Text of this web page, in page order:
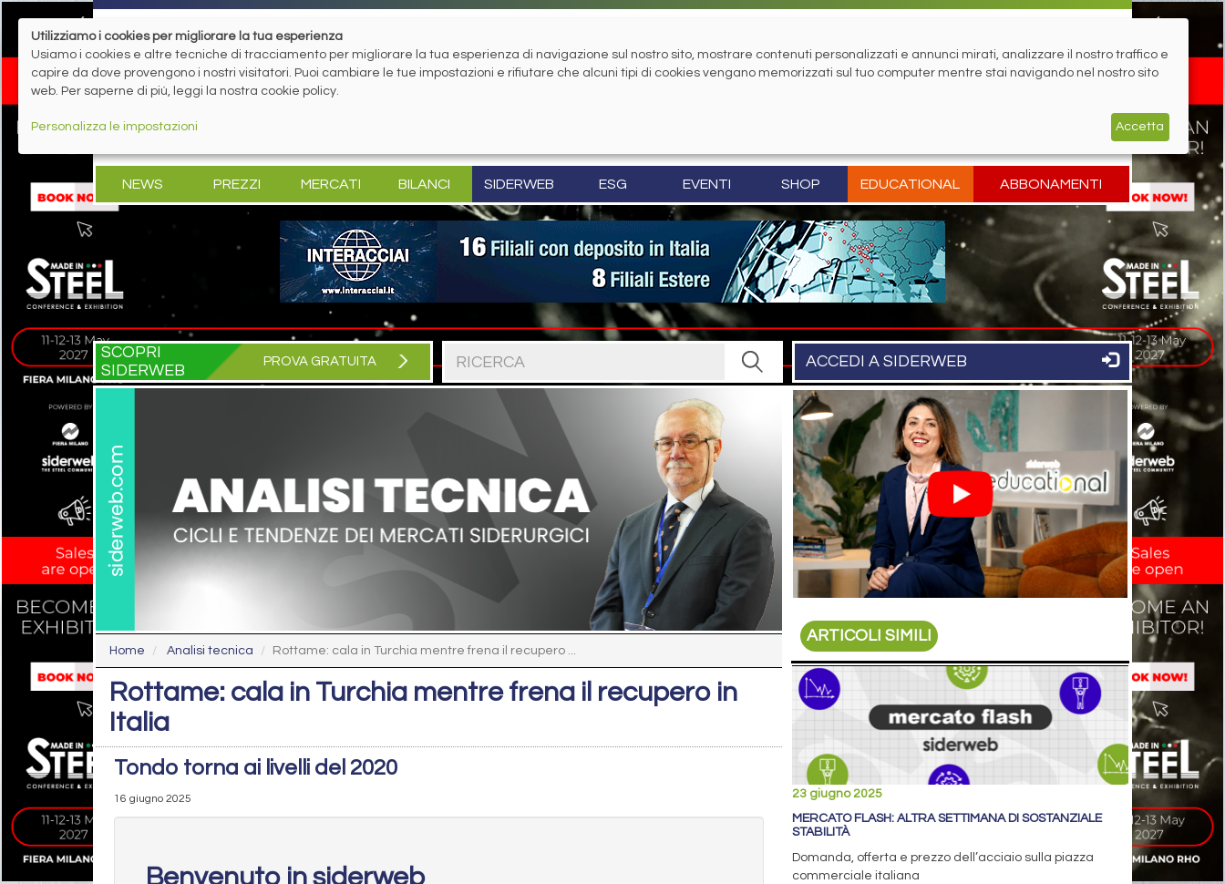
NEWS PREZZI MERCATI BILANCI SIDERWEB ESG EVENTI SHOP EDUCATIONAL ABBONAMENTI
SCOPRI
SIDERWEB
PROVA GRATUITA ACCEDI A SIDERWEB
Home Analisi tecnica Rottame: cala in Turchia mentre frena il recupero ...
Rottame: cala in Turchia mentre frena il recupero in
Italia
Tondo torna ai livelli del 2020
16 giugno 2025
Benvenuto in siderweb
ARTICOLI SIMILI
23 giugno 2025
MERCATO FLASH: ALTRA SETTIMANA DI SOSTANZIALE
STABILITÀ
Domanda, offerta e prezzo dell’acciaio sulla piazza
commerciale italiana
Utilizziamo i cookies per migliorare la tua esperienza
Usiamo i cookies e altre tecniche di tracciamento per migliorare la tua esperienza di navigazione sul nostro sito, mostrare contenuti personalizzati e annunci mirati, analizzare il nostro traffico e
capire da dove provengono i nostri visitatori. Puoi cambiare le tue impostazioni e rifiutare che alcuni tipi di cookies vengano memorizzati sul tuo computer mentre stai navigando nel nostro sito
web. Per saperne di più, leggi la nostra cookie policy.
Personalizza le impostazioni Accetta